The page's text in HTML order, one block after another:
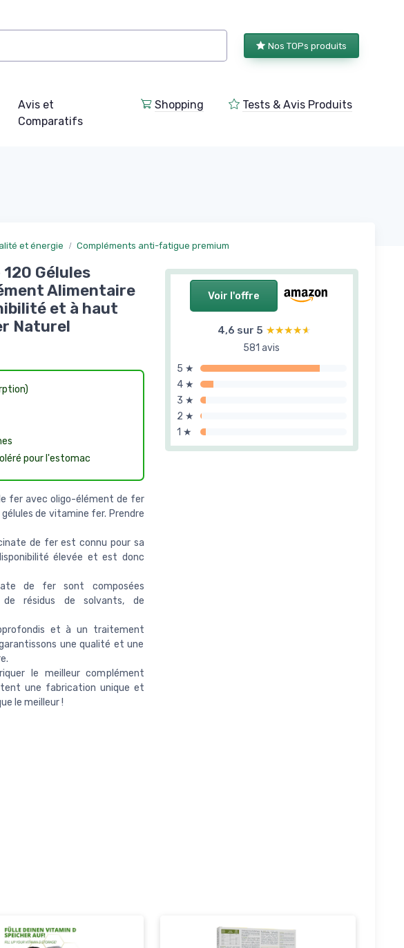
Nos TOPs produits
Avis et
Comparatifs
Shopping Tests & Avis Produits
et énergie Compléments anti-fatigue premium
Voir l'offre
4,6 sur 5 ★★★★★
★★★★★
581 avis
5 ★
4 ★
3 ★
2 ★
1 ★
Gélules
Alimentaire
et à haut
Naturel
pour l'estomac
fer avec oligo-élément de fer
de vitamine fer. Prendre
de fer est connu pour sa
élevée et est donc
de fer sont composées
de résidus de solvants, de
et à un traitement
une qualité et une
le meilleur complément
une fabrication unique et
le meilleur !